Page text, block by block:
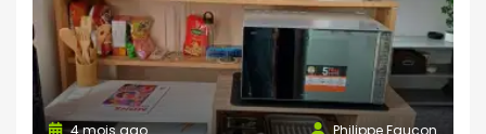
Philippe Faucon
4 mois ago